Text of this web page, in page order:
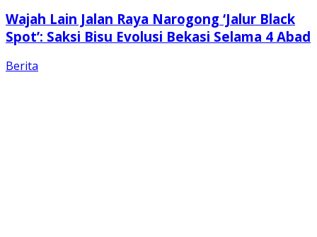
Wajah Lain Jalan Raya Narogong ‘Jalur Black
Spot’: Saksi Bisu Evolusi Bekasi Selama 4 Abad
Berita